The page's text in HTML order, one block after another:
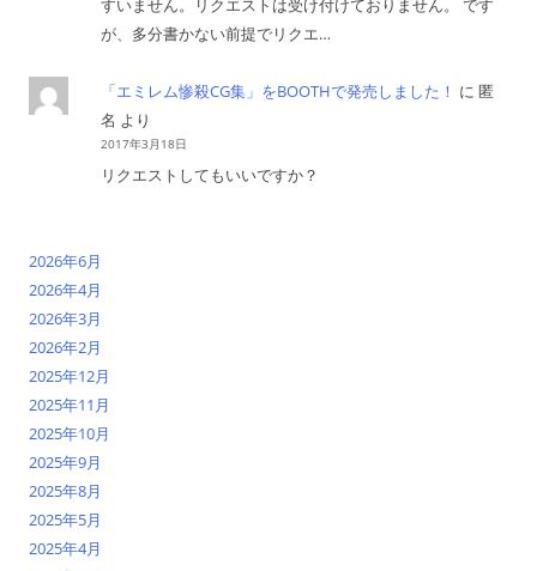
すいません。リクエストは受け付けておりません。 です
が、多分書かない前提でリクエ…
「エミレム惨殺CG集」をBOOTHで発売しました！ に 匿
名 より
2017年3月18日
リクエストしてもいいですか？
2026年6月
2026年4月
2026年3月
2026年2月
2025年12月
2025年11月
2025年10月
2025年9月
2025年8月
2025年5月
2025年4月